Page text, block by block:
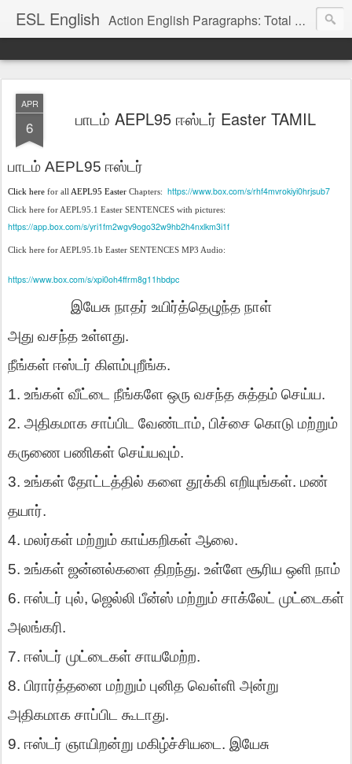
ESL English Action English Paragraphs: Total Physical Response (TPR) Paragraphs for the High School and Adult Language Student
APR
6 பாடம் AEPL95 ஈஸ்டர் Easter TAMIL
பாடம் AEPL95 ஈஸ்டர்
Click here for all AEPL95 Easter Chapters: https://www.box.com/s/rhf4mvrokiyi0hrjsub7
Click here for AEPL95.1 Easter SENTENCES with pictures:
https://app.box.com/s/yri1fm2wgv9ogo32w9hb2h4nxlkm3i1f
Click here for AEPL95.1b Easter SENTENCES MP3 Audio:
https://www.box.com/s/xpi0oh4ffrm8g11hbdpc
இயேசு நாதர் உயிர்த்தெழுந்த நாள்
அது வசந்த உள்ளது.
நீங்கள் ஈஸ்டர் கிளம்புறீங்க.
1. உங்கள் வீட்டை நீங்களே ஒரு வசந்த சுத்தம் செய்ய.
2. அதிகமாக சாப்பிட வேண்டாம், பிச்சை கொடு மற்றும்
கருணை பணிகள் செய்யவும்.
3. உங்கள் தோட்டத்தில் களை தூக்கி எறியுங்கள். மண்
தயார்.
4. மலர்கள் மற்றும் காய்கறிகள் ஆலை.
5. உங்கள் ஜன்னல்களை திறந்து. உள்ளே சூரிய ஒளி நாம்
6. ஈஸ்டர் புல், ஜெல்லி பீன்ஸ் மற்றும் சாக்லேட் முட்டைகள்
அலங்கரி.
7. ஈஸ்டர் முட்டைகள் சாயமேற்ற.
8. பிரார்த்தனை மற்றும் புனித வெள்ளி அன்று
அதிகமாக சாப்பிட கூடாது.
9. ஈஸ்டர் ஞாயிறன்று மகிழ்ச்சியடை . இயேசு